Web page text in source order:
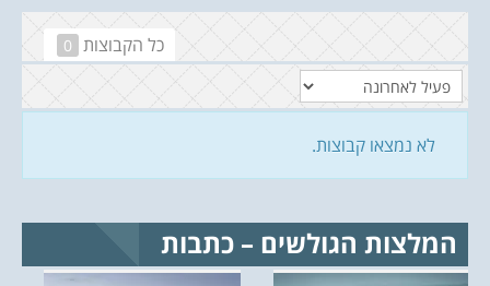
כל הקבוצות 0
לא נמצאו קבוצות.
המלצות הגולשים – כתבות